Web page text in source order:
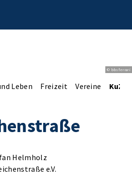
© bbsferrari
Leben Freizeit Vereine KuZ
Helmholz
e.V.